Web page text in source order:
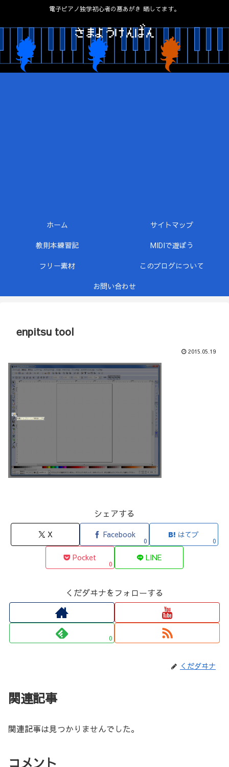
電子ピアノ独学初心者の悪あがき 晒してます。
ホーム
サイトマップ
教則本練習記
MIDIで遊ぼう
フリー素材
このブログについて
お問い合わせ
enpitsu tool
2015.05.19
シェアする
X Facebook
0
はてブ
0
Pocket
0
LINE
くだダヰナをフォローする
0
くだダヰナ
関連記事
関連記事は見つかりませんでした。
コメント